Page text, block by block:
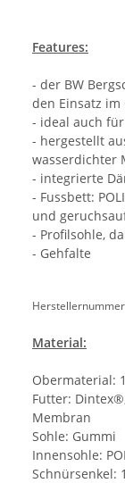
Features:
- der BW
den Einsatz im
- ideal auch
- hergestellt
wasserdichter
- integrierte
- Fussbett:
und
- Profilsohle,
- Gehfalte
Material:
Obermaterial:
Futter:
Membran
Sohle: Gummi
Innensohle:
Schnürsenkel: